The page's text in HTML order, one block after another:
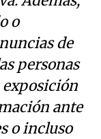
o
de
personas
exposición
ante
o incluso